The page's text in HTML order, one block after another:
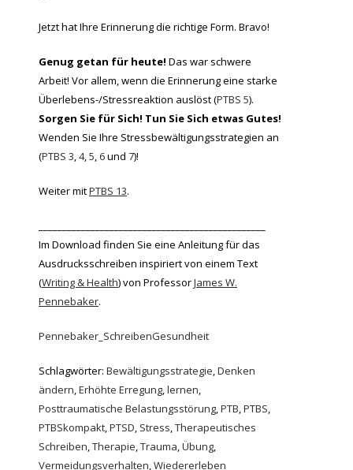
Jetzt hat Ihre Erinnerung die richtige Form. Bravo!
Genug getan für heute! Das war schwere
Arbeit! Vor allem, wenn die Erinnerung eine starke
Überlebens-/Stressreaktion auslöst (PTBS 5).
Sorgen Sie für Sich! Tun Sie Sich etwas Gutes!
Wenden Sie Ihre Stressbewältigungsstrategien an
(PTBS 3,4,5, 6und 7)!
Weiter mitPTBS 13.
Im Download finden Sie eine Anleitung für das
Ausdrucksschreiben inspiriert von einem Text
(Writing & Health) von ProfessorJames W.
Pennebaker.
Pennebaker_SchreibenGesundheit
Schlagwörter: Bewältigungsstrategie,Denken
ändern,Erhöhte Erregung,lernen,
Posttraumatische Belastungsstörung,PTB,PTBS,
PTBSkompakt,PTSD, Stress,Therapeutisches
Schreiben,Therapie,Trauma,Übung,
Vermeidungsverhalten,Wiedererleben